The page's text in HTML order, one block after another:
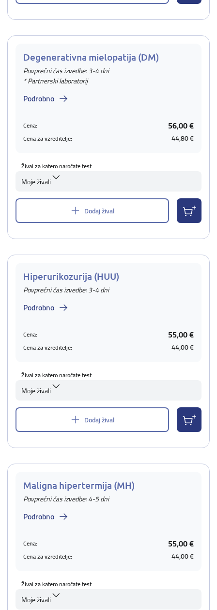
Degenerativna mielopatija (DM)
Povprečni čas izvedbe: 3-4 dni
* Partnerski laboratorij
Podrobno
Cena: 56,00 €
Cena za vzreditelje: 44,80 €
Žival za katero naročate test
Moje živali
Dodaj žival
Hiperurikozurija (HUU)
Povprečni čas izvedbe: 3-4 dni
Podrobno
Cena: 55,00 €
Cena za vzreditelje: 44,00 €
Žival za katero naročate test
Moje živali
Dodaj žival
Maligna hipertermija (MH)
Povprečni čas izvedbe: 4-5 dni
Podrobno
Cena: 55,00 €
Cena za vzreditelje: 44,00 €
Žival za katero naročate test
Moje živali